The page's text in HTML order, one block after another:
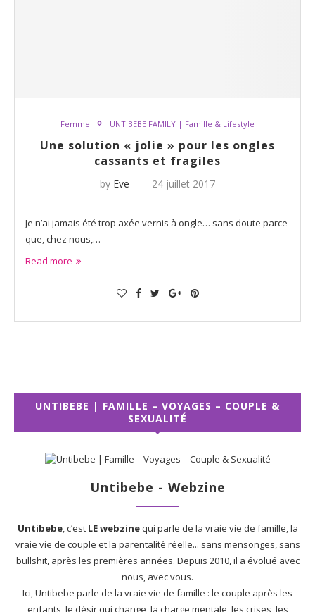
Femme UNTIBEBE FAMILY | Famille & Lifestyle
Une solution « jolie » pour les ongles
cassants et fragiles
by Eve 24 juillet 2017
Je n’ai jamais été trop axée vernis à ongle… sans doute parce
que, chez nous,…
Read more
UNTIBEBE | FAMILLE – VOYAGES – COUPLE &
SEXUALITÉ
Untibebe - Webzine
Untibebe, c’est LE webzinequi parle de la vraie vie de famille, la
vraie vie de couple et la parentalité réelle... sans mensonges, sans
bullshit, après les premières années. Depuis 2010, il a évolué avec
nous, avec vous.
Ici, Untibebe parle de la vraie vie de famille : le couple après les
enfants, le désir qui change, la charge mentale, les crises, les